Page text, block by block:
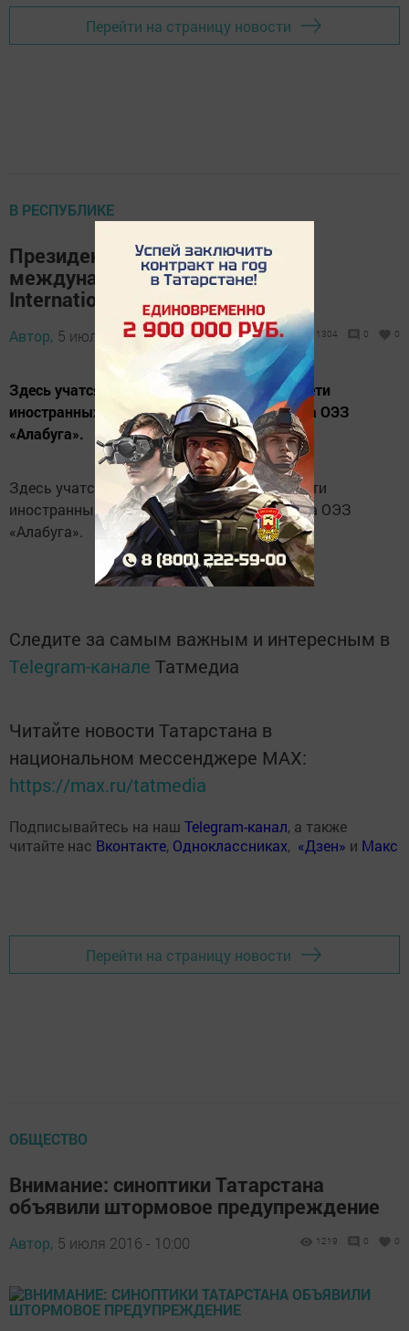
Перейти на страницу новости
В РЕСПУБЛИКЕ
Президент РТ осмотрел
международную школу Alabuga
International School
Автор, 5 июля 2016 - 13:32 1304 0 0
Здесь учатся как юные елабужане, так и дети
иностранных специалистов, работающих на ОЭЗ
«Алабуга».
Здесь учатся как юные елабужане, так и дети
иностранных специалистов, работающих на ОЭЗ
«Алабуга».
Следите за самым важным и интересным в
Telegram-канале Татмедиа
Читайте новости Татарстана в
национальном мессенджере MАХ:
https://max.ru/tatmedia
Подписывайтесь на наш Telegram-канал, а также
читайте нас Вконтакте, Одноклассниках, «Дзен» и Макс
Перейти на страницу новости
ОБЩЕСТВО
Внимание: синоптики Татарстана
объявили штормовое предупреждение
Автор, 5 июля 2016 - 10:00 1219 0 0